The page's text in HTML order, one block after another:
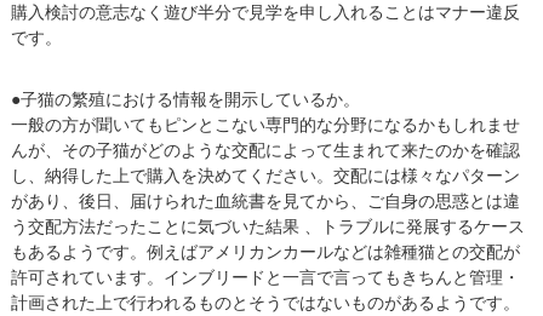
購入検討の意志なく遊び半分で見学を申し入れることはマナー違反
です。
●子猫の繁殖における情報を開示しているか。
一般の方が聞いてもピンとこない専門的な分野になるかもしれませ
んが、その子猫がどのような交配によって生まれて来たのかを確認
し、納得した上で購入を決めてください。交配には様々なパターン
があり、後日、届けられた血統書を見てから、ご自身の思惑とは違
う交配方法だったことに気づいた結果 、トラブルに発展するケース
もあるようです。例えばアメリカンカールなどは雑種猫との交配が
許可されています。インブリードと一言で言ってもきちんと管理・
計画された上で行われるものとそうではないものがあるようです。